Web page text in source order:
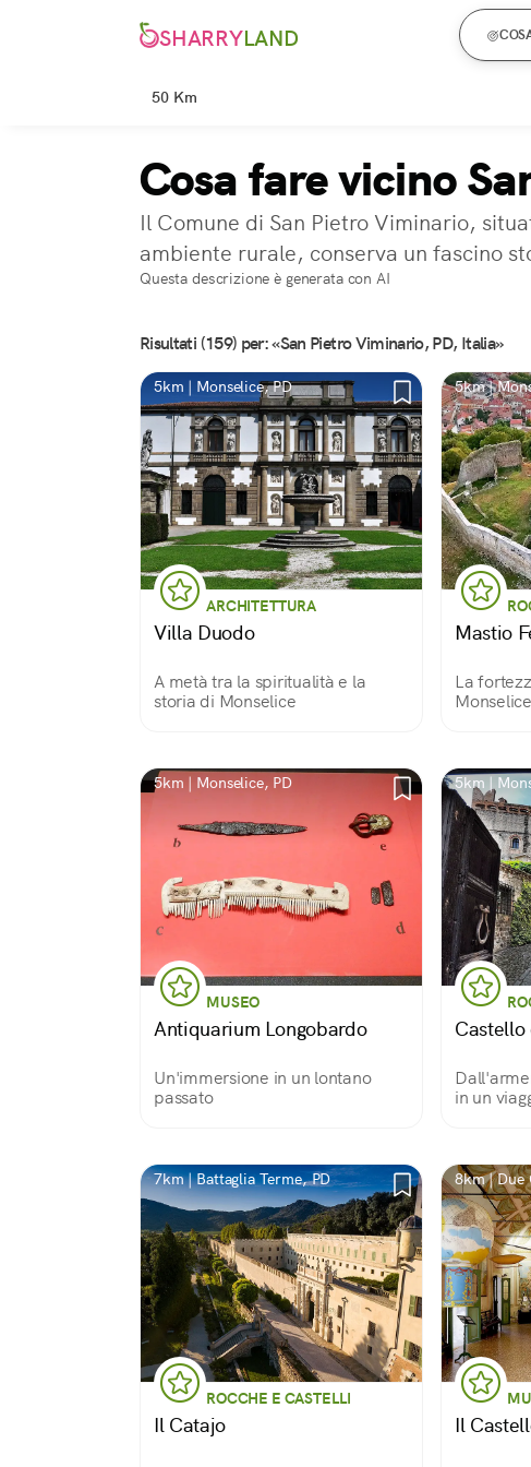
SHARRYLAND
50 Km
Cosa fare vicino
Il Comune di San Pietro Viminario,
ambiente rurale, conserva un fascino
Questa descrizione è generata con AI
Risultati (159) per: «San Pietro Viminario, PD, Italia»
5km | Monselice, PD
ARCHITETTURA
Villa Duodo
A metà tra la spiritualità e la
storia di Monselice
5km |
Mastio
La
Monselice
5km | Monselice, PD
MUSEO
Antiquarium Longobardo
Un'immersione in un lontano
passato
5km |
in un
7km | Battaglia Terme, PD
ROCCHE E CASTELLI
Il Catajo
8km | Due
Il